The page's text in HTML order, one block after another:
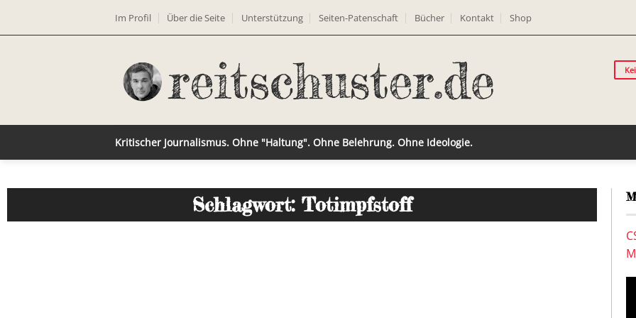
Im Profil Über die Seite Unterstützung Seiten-Patenschaft Bücher Kontakt Shop
Kritischer Journalismus. Ohne "Haltung". Ohne Belehrung. Ohne Ideologie.
Schlagwort: Totimpfstoff